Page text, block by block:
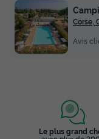
Corse,
Avis
Le plus grand